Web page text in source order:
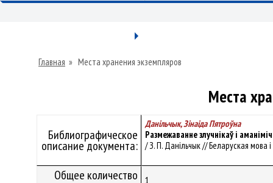
Главная » Места хранения экземпляров
Места
Библиографическое
описание документа:
Данільчык, Зінаіда Пятроўна
Размежаванне злучнікаў і
/ З. П. Данільчык // Беларуская мова
Общее количество 1